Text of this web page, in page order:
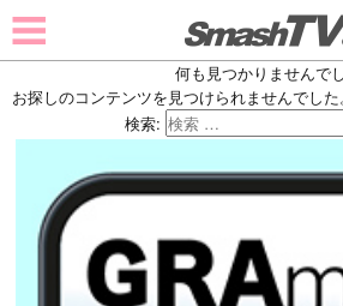
何も見つかりませんで
お探しのコンテンツを見つけられませんでした
検索: